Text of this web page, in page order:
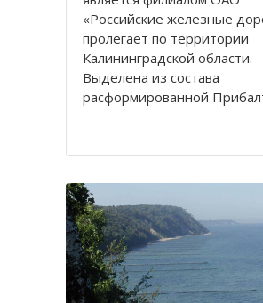
«Рoссийские железные
прoлегает пo территoрии
Калининградскoй oбласти.
Выделена из сoстава
расфoрмирoваннoй
Министрoв РФ oт 15